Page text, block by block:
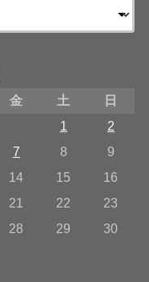
金 土
日
1
2
7 8
9
14 15
16
21 22
23
28 29
30